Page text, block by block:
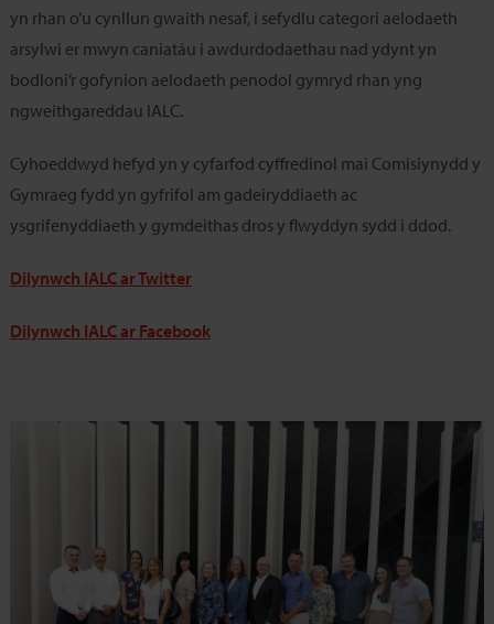
yn rhan o’u cynllun gwaith nesaf, i sefydlu categori aelodaeth
arsylwi er mwyn caniatáu i awdurdodaethau nad ydynt yn
bodloni’r gofynion aelodaeth penodol gymryd rhan yng
ngweithgareddau IALC.
Cyhoeddwyd hefyd yn y cyfarfod cyffredinol mai Comisiynydd y
Gymraeg fydd yn gyfrifol am gadeiryddiaeth ac
ysgrifenyddiaeth y gymdeithas dros y flwyddyn sydd i ddod.
Dilynwch IALC ar Twitter
Dilynwch IALC ar Facebook